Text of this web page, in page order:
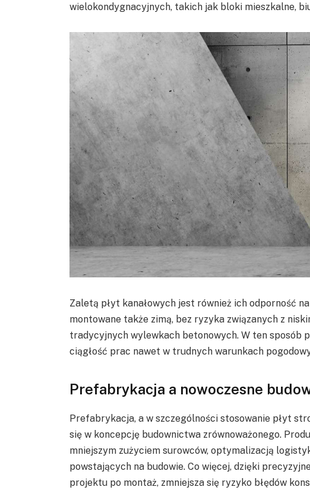
wielokondygnacyjnych, takich jak bloki mieszkalne,
Zaletą płyt kanałowych jest również ich odporność
montowane także zimą, bez ryzyka związanych z
tradycyjnych wylewkach betonowych. W ten sposób
ciągłość prac nawet w trudnych warunkach
Prefabrykacja a nowoczesne
Prefabrykacja, a w szczególności stosowanie płyt
się w koncepcję budownictwa zrównoważonego.
mniejszym zużyciem surowców, optymalizacją
powstających na budowie. Co więcej, dzięki
projektu po montaż, zmniejsza się ryzyko błędów